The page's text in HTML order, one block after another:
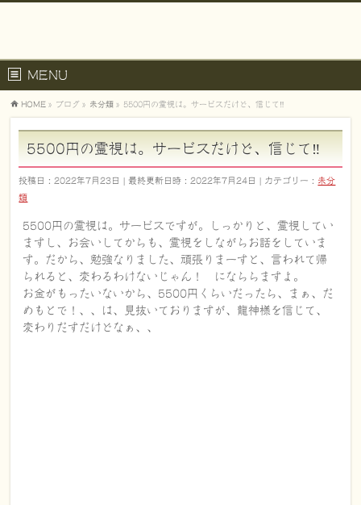
MENU
HOME » ブログ » 未分類 » 5500円の霊視は。サービスだけど、信じて‼️
5500円の霊視は。サービスだけど、信じて‼️
投稿日 : 2022年7月23日 最終更新日時 : 2022年7月24日 カテゴリー : 未分
類
5500円の霊視は。サービスですが。しっかりと、霊視してい
ますし、お会いしてからも、霊視をしながらお話をしていま
す。だから、勉強なりました、頑張りまーすと、言われて帰
られると、変わるわけないじゃん！ になららますよ。
お金がもったいないから、5500円くらいだったら、まぁ、だ
めもとで！、、は、見抜いておりますが、龍神様を信じて、
変わりだすだけどなぁ、、